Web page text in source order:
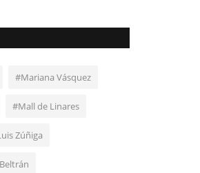
#Mariana Vásquez
#Mall de Linares
Zúñiga